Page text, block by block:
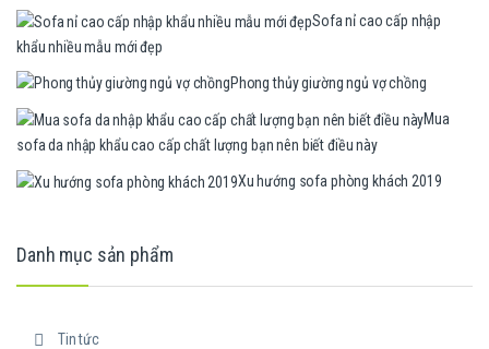
Sofa nỉ cao cấp nhập
khẩu nhiều mẫu mới đẹp
Phong thủy giường ngủ vợ chồng
Mua
sofa da nhập khẩu cao cấp chất lượng bạn nên biết điều này
Xu hướng sofa phòng khách 2019
Danh mục sản phẩm
Tin tức